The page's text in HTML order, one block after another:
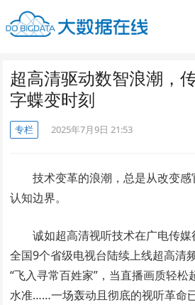
超高清驱动数智浪潮，
字蝶变时刻
专栏 2025年7月9日 21:53
技术变革的浪潮，总是从改变
认知边界。
诚如超高清视听技术在广电传
全国9个省级电视台陆续上线超高清
“飞入寻常百姓家”，当直播画质轻
水准……一场轰动且彻底的视听革命